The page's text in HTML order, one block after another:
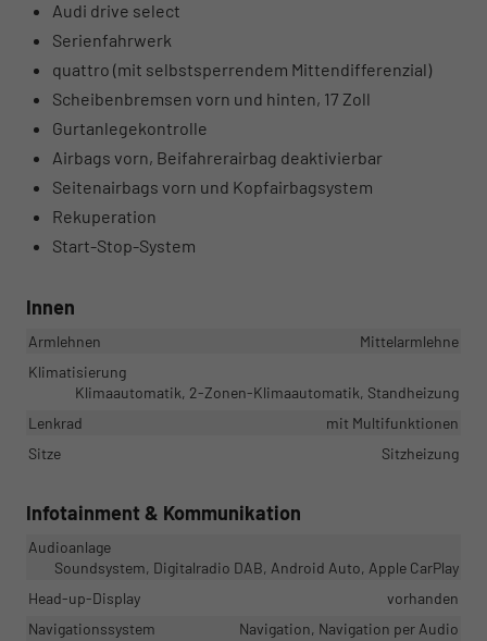
Audi drive select
Serienfahrwerk
quattro (mit selbstsperrendem Mittendifferenzial)
Scheibenbremsen vorn und hinten, 17 Zoll
Gurtanlegekontrolle
Airbags vorn, Beifahrerairbag deaktivierbar
Seitenairbags vorn und Kopfairbagsystem
Rekuperation
Start-Stop-System
Innen
Armlehnen
Mittelarmlehne
Klimatisierung
Klimaautomatik, 2-Zonen-Klimaautomatik, Standheizung
Lenkrad
mit Multifunktionen
Sitze
Sitzheizung
Infotainment & Kommunikation
Audioanlage
Soundsystem, Digitalradio DAB, Android Auto, Apple CarPlay
Head-up-Display
vorhanden
Navigationssystem
Navigation, Navigation per Audio